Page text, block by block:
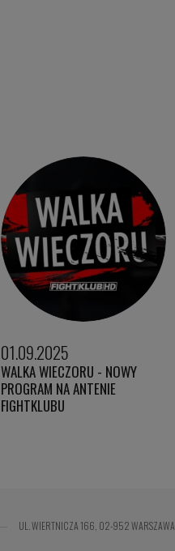
01.09.2025
WALKA WIECZORU - NOWY
PROGRAM NA ANTENIE
FIGHTKLUBU
UL. WIERTNICZA 166, 02-952 WARSZAWA